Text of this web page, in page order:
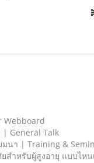
Webboard
| General Talk
นา | Training &
สำหรับผู้สูงอายุ แบบไห